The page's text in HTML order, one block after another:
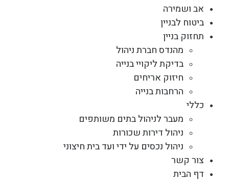
אב ושמירה
ביטוח לבניין
תחזוק בניין
מהנדס חברת ניהול
בדיקת ליקויי בנייה
חיזוק אריחים
הרחבות בנייה
כללי
מעבר לניהול בתים משותפים
ניהול דירות שכורות
ניהול נכסים על ידי ועד בית חיצוני
צור קשר
דף הבית